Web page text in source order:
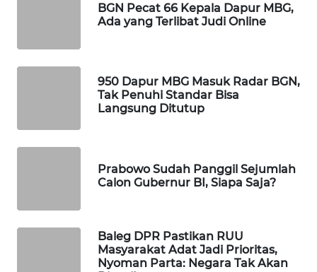
BGN Pecat 66 Kepala Dapur MBG,
Ada yang Terlibat Judi Online
950 Dapur MBG Masuk Radar BGN,
Tak Penuhi Standar Bisa
Langsung Ditutup
Prabowo Sudah Panggil Sejumlah
Calon Gubernur BI, Siapa Saja?
Baleg DPR Pastikan RUU
Masyarakat Adat Jadi Prioritas,
Nyoman Parta: Negara Tak Akan
WAHANA
KELISTRIKAN